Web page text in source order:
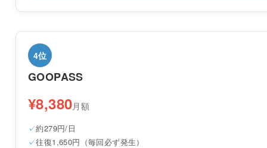
4位
GOOPASS
¥8,380月額
約279円/日
往復1,650円（毎回必ず発生）